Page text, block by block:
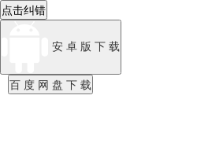
点击纠错
安 卓 版 下 载
百 度 网 盘 下 载